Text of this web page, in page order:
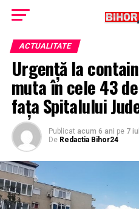
ACTUALITATE
Urgență la
muta în cele 43
fața Spitalului
Publicat acum 6 ani pe 7
De Redactia Bihor24